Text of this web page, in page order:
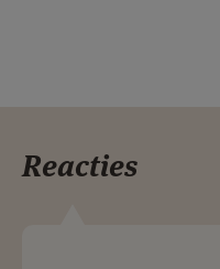
Reacties